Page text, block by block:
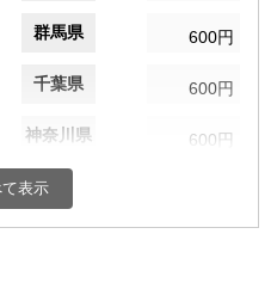
群馬県 600円
千葉県 600円
神奈川県 600円
富山県
表示